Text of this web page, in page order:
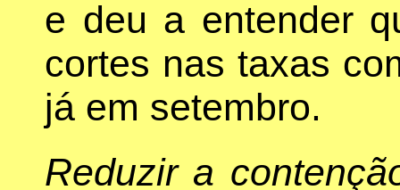
e deu a entender
cortes nas taxas
já em setembro.
Reduzir a